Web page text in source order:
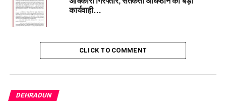
परिवारों के हितों की रक्षा के लिए पूरी तरह प्रतिबद्ध है और उनके कल्याण में
कार्यवाही…
CLICK TO COMMENT
DEHRADUN